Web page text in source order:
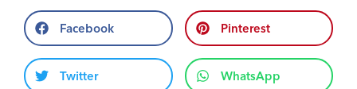
Facebook Pinterest
Twitter WhatsApp